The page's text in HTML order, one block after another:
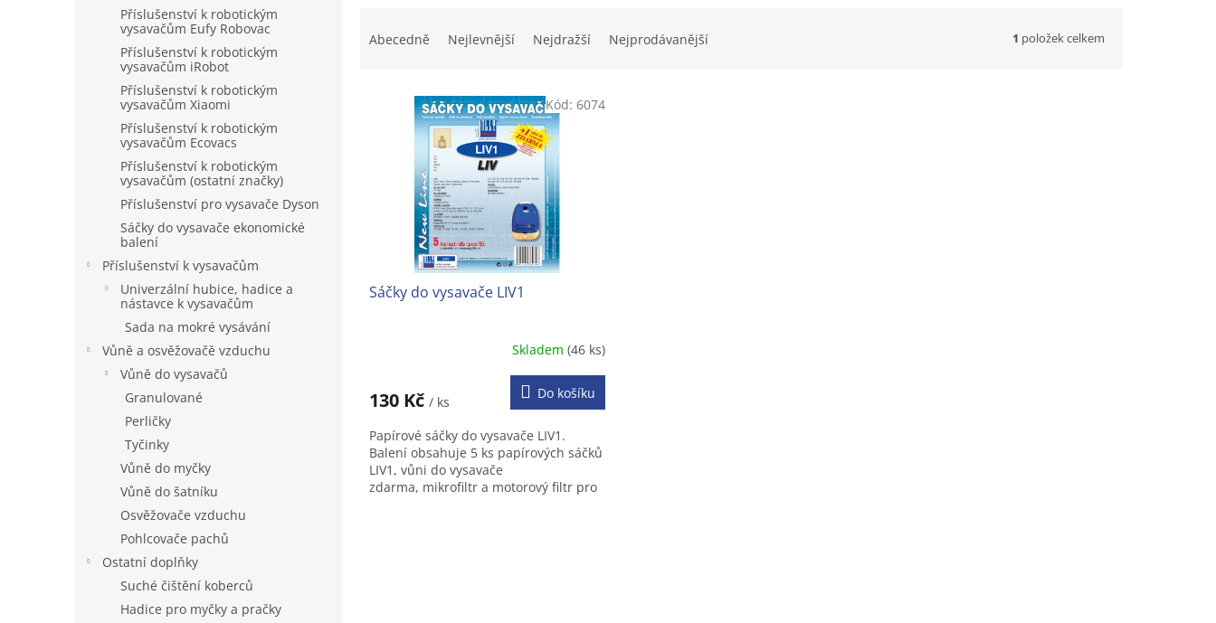
Příslušenství k robotickým
vysavačům Eufy Robovac
Příslušenství k robotickým
vysavačům iRobot
Příslušenství k robotickým
vysavačům Xiaomi
Příslušenství k robotickým
vysavačům Ecovacs
Příslušenství k robotickým
vysavačům (ostatní značky)
Příslušenství pro vysavače Dyson
Sáčky do vysavače ekonomické
balení
Příslušenství k vysavačům
Univerzální hubice, hadice a
nástavce k vysavačům
Sada na mokré vysávání
Vůně a osvěžovačě vzduchu
Vůně do vysavačů
Granulované
Perličky
Tyčinky
Vůně do myčky
Vůně do šatníku
Osvěžovače vzduchu
Pohlcovače pachů
Ostatní doplňky
Suché čištění koberců
Hadice pro myčky a pračky
Abecedně Nejlevnější Nejdražší Nejprodávanější 1 položek celkem
Sáčky do vysavače LIV1
Skladem (46 ks)
130 Kč / ks
Do košíku
Papírové sáčky do vysavače LIV1.
Balení obsahuje 5 ks papírových sáčků
LIV1, vůni do vysavače
zdarma, mikrofiltr a motorový filtr pro
Kód: 6074